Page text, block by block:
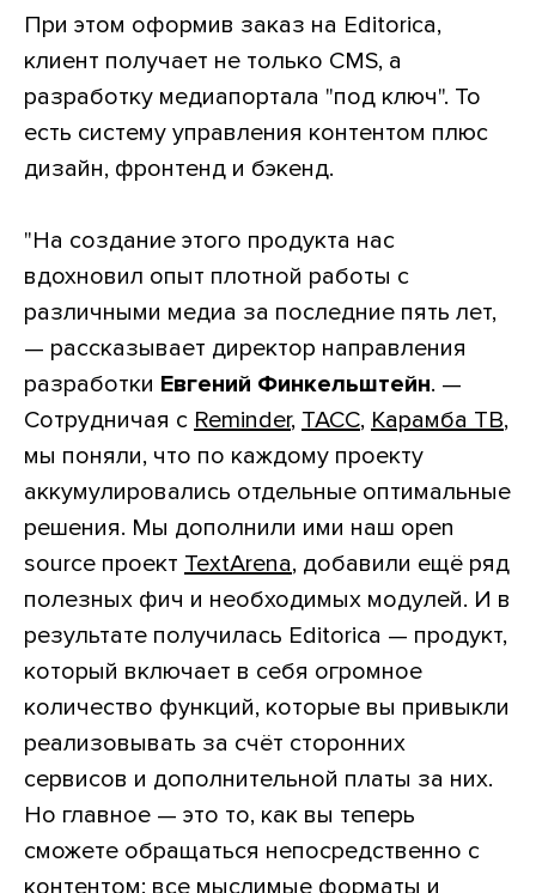
При этом оформив заказ на Editorica,
клиент получает не только CMS, а
разработку медиапортала "под ключ". То
есть систему управления контентом плюс
дизайн, фронтенд и бэкенд.
"На создание этого продукта нас
вдохновил опыт плотной работы с
различными медиа за последние пять лет,
— рассказывает директор направления
разработки Евгений Финкельштейн. —
Сотрудничая с Reminder, ТАСС, Карамба ТВ,
мы поняли, что по каждому проекту
аккумулировались отдельные оптимальные
решения. Мы дополнили ими наш open
source проект TextArena, добавили ещё ряд
полезных фич и необходимых модулей. И в
результате получилась Editorica — продукт,
который включает в себя огромное
количество функций, которые вы привыкли
реализовывать за счёт сторонних
сервисов и дополнительной платы за них.
Но главное — это то, как вы теперь
сможете обращаться непосредственно с
контентом: все мыслимые форматы и